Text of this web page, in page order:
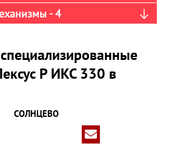
- 4
Р ИКС 330 в
СОЛНЦЕВО